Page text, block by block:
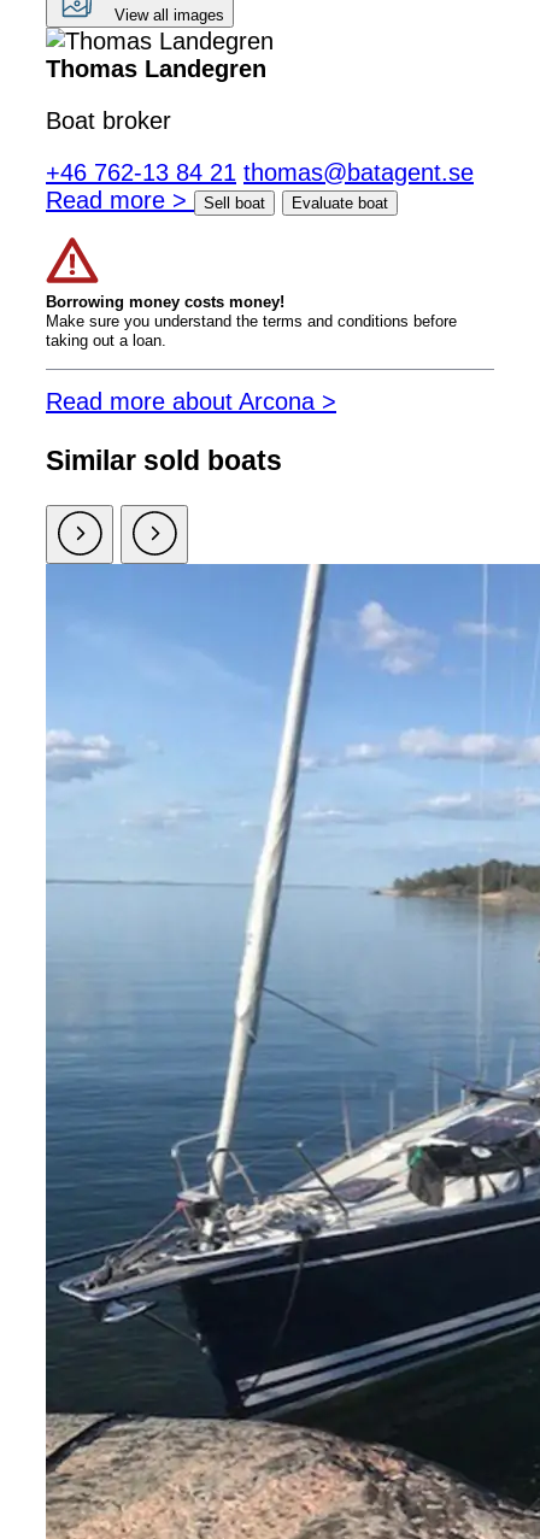
View all images
Thomas Landegren
Boat broker
+46 762-13 84 21 thomas@batagent.se
Read more >
Sell boat Evaluate boat
Borrowing money costs money!
Make sure you understand the terms and conditions before
taking out a loan.
Read more about Arcona >
Similar sold boats